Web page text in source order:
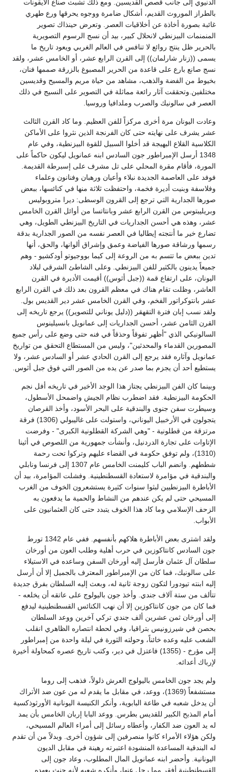
الدنيوي إلى جانب قصص القديسين. ومع ذلك تشبث صناع الأيقونات
بالطراز الموروث القديم، أشكال ضامرة ووجوه يحرقها ورع طهري
غائبة بصورة أخاذة عن أخلاقيات العصر. وتعرض حينذاك تصوير
المنمنمات البيزنطي لانحلال كبير، بيد أن نسج الرسوم التصويرية
بالحرير ظل ينتج روائع لا تنافس في العالم الغربي ويعود تاريخ ما
يسمى ((زنار شارلمان)) إلى القرن الرابع عشر، أو الخامس عشر، ولقد
نسج صانع بارع على قاعدة من الحرير المصبوغ بالزرقة صممها فنان،
بخيوط من الفضة والذهب، مشاهد من حياة مريم والمسيح وقديسين
مختلفين.وتحققت آثار رائعة مماثلة في التصوير على النسيج في ذلك
العصر في سالونيك والصرب وملدافيا وروسيا.
وعادت اليونان مرة أخرى مركزاً للفن العظيم. وما كاد القرن الثالث
عشر يشرف على نهايته حتى كان الفرنجة الذين نثروا على الأماكن
الكلاسية القلاع البهيجة قد أخلوا السبيل للقوة البيزنطية، وفي عام
1348 أرسل الإمبراطور جون السادس ابنه عمانويل ليكون حاكماً على
المورة، فأقام مقرة المحلي على تل مشرف على إسبرطة القديمة.
فوفد على العاصمة الجديدة نبلاء وأعيان ورهبان وفنانون وعلماء
وفلاسفة وبنيت أديرة فخمة، واحتفظت ثلاثة منها في كنائسها، ببعض
صورها الجدارية التي ترجع إلى القرون الوسطى: ديرا متروبوليس
وبريليبتوس من القرن الرابع عشر وبانتاتسا من أوائل القرن الخامس
عشر، وهذه هي أحسن الجداريات في التاريخ البيزنطي الطويل، وهي
تضارع خير ما أنتجته إيطاليا في العصر نفسه من الصور الجدارية بدقة
رسمها ورشاقة صورها الفياضة وعمق وإشراق ألوانها، والحق، أنها
تدين ببعض ما تتسم به من الروعة إلى كيما بووجيوتو أودكشيو - وهم
جميعاً يدينون بالكثير للفن البيزنطي. وعلى الشاطئ الشرقي لبلاد
اليونان، على ارتفاع قمة ((جبل أثوس)) أقيمت الأديرة في القرن
العاشر، وظلت تقام هناك في معظم القرون بعد ذلك في القرن الرابع
عشر بانتوكراتور الفخم، وفي القرن الخامس عشر دير القديس بول.
ولقد نسب إبان فترة التقهقر ((دليل يوناني للتصوير)) يرجع تاريخه إلى
القرن الثامن عشر، أحسن الجداريات إلى عمانويل بانسيلينوس
السالونيكي الذي "أظهر تفوقاً وحذقاً في فنه حتى وضع على رأس جميع
المصورين القدماء والمحدثين"، وليس من المستطاع التحقق من تواريخ
عمانويل وآثاره فقد يرجع إلى القرن الحادي عشر أو السادس عشر، ولا
يستطيع أحد أن يجزم بما صدر عن يده من الصور التي فوق جبل أثوس.
وبينما كان الفن البيزنطي يجتاز هذا الوجد الأخير في تاريخه أفل نجم
الحكومة البيزنطية. فقد اضطرب نظام الجيش واضمحل الأسطول،
وسيطرت سفن جنوى والبندقية على البحر الأسود، وأخذ القرصان
يتجولون في الأرخبيل اليوناني، واستولت على غاليبولي (1306) فرقة
مرتزقة من قطلونية - "وهي الشركة القطلونية الكبرى" - وفرضت
الإتاوات على تجارة الدردنيل، وأنشأت جمهورية من اللصوص في أثينا
(1310)، ولم توفق حكومة في القضاء عليهم وتركوا تحت رحمة
شططهم. وانضم الباب كليمنت الخامس عام 1307 إلى فرنسا ونابلي
والبندقية في مؤامرة لاستعادة القسطنطينية. وفشلت المؤامرة، بيد أن
الأباطرة البيزنطيين لبثوا سنوات كثيرة يستشعرون الخوف من الغرب
المسيحي حتى لم يكن عندهم من النشاط والحمية ما يدفعون به
الزحف الإسلامي وما كاد هذا الخوف يتبدد حتى كان العثمانيون على
الأبواب.
ولقد اشترى بعض الأباطرة هلاكهم بأنفسهم. ففي عام 1342 تورط
جون السادس كانتاكوزين في حرب أهلية وطلب العون من أورخان
سلطان آل عثمان فأرسل إليه أورخان السفن وساعده في الاستيلاء
على سالونيك، فما كان من الإمبراطور المعترف بالجميل إلا أن أرسل
إليه ابنته تيودورا لتكون زوجة ثانية له، وبعث إليه السلطان بفرق جديدة
تتألف من ستة آلاف جندي. وأخذ جون باليولوج على عاتقه أن يخلعه -
فما كان من جون كانتاكوزين إلا أن نهب الكنائس القسطنطينية ليدفع
إلى أورخان ثمن عشرين ألف جندي تركي آخرين ووعد السلطان
بحصن في شيرزونيس بتراقيا، وفي لحطة انتصاره الظاهري انقلب
الشعب عليه وعده خائناً، وحولته الثورة في ليلة واحدة من إمبراطور
إلى مؤرخ - (1355) فاعتزل في دير، وكتب تاريخ عصره كمحاولة أخيرة
لإرباك أعدائه.
ولم يجد جون الخامس باليولوج العرش ذلولاً، فذهب إلى روما
مستشفعاً (1369)، ووعد، في مقابل ما يقدم له من عون ضد الأتراك
أن يدخل شعبه في طاعة البابوية، وأنكر الكنيسة اليونانية الأورثوذكسية
أمام المذبح الكبير للقديس بطرس. ووعد البابا إربان الخامس بأن يمد
له يد العون ضد الكفار، وأعطاه رسائل إلى أمراء العالم المسيحي،
ولكن هؤلاء الأمراء كانوا منصرفين إلى شؤون أخرى. وبدلاً من أن تقدم
له البندقية المساعدة المنشودة اعتبرته رهينة في مقابل الديون
اليونانية. وأحضر ابنه عمانويل المال المطلوب، وعاد جون إلى
القسطنطينية أفقر مما رحل عنها، وأنكره شعبه لأنه حنث بعهده